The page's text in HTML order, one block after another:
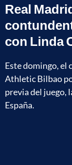
Real
con Linda
Este domingo, el
Athletic Bilbao
previa del juego,
España.